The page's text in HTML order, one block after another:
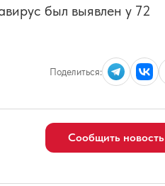
был выявлен у 72
Поделиться:
Сообщить новость